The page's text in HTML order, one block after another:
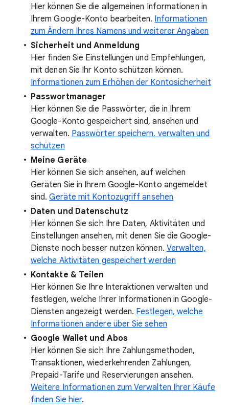
Hier können Sie die allgemeinen Informationen in
Ihrem Google-Konto bearbeiten. Informationen
zum Ändern Ihres Namens und weiterer Angaben
Sicherheit und Anmeldung
Hier finden Sie Einstellungen und Empfehlungen,
mit denen Sie Ihr Konto schützen können.
Informationen zum Erhöhen der Kontosicherheit
Passwortmanager
Hier können Sie die Passwörter, die in Ihrem
Google-Konto gespeichert sind, ansehen und
verwalten. Passwörter speichern, verwalten und
schützen
Meine Geräte
Hier können Sie sich ansehen, auf welchen
Geräten Sie in Ihrem Google-Konto angemeldet
sind.Geräte mit Kontozugriff ansehen
Daten und Datenschutz
Hier können Sie sich Ihre Daten, Aktivitäten und
Einstellungen ansehen, mit denen Sie die Google-
Dienste noch besser nutzen können. Verwalten,
welche Aktivitäten gespeichert werden
Kontakte & Teilen
Hier können Sie Ihre Interaktionen verwalten und
festlegen, welche Ihrer Informationen in Google-
Diensten angezeigt werden. Festlegen, welche
Informationen andere über Sie sehen
Google Wallet und Abos
Hier können Sie sich Ihre Zahlungsmethoden,
Transaktionen, wiederkehrenden Zahlungen,
Prepaid-Tarife und Reservierungen ansehen.
Weitere Informationen zum Verwalten Ihrer Käufe
finden Sie hier.